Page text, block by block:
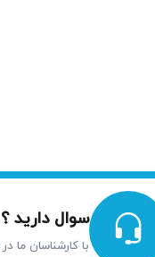
مانند نشتی گاز
سوال دارید
با کارشناسان ما